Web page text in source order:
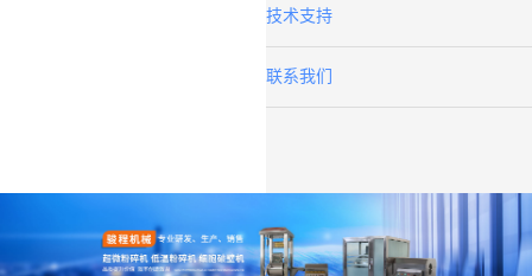
技术支持
联系我们